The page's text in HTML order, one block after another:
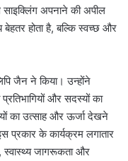
साइक्लिंग अपनाने की अपील
होता है, बल्कि स्वच्छ और
जैन ने किया। उन्होंने
और सदस्यों का
का उत्साह और ऊर्जा देखने
प्रकार के कार्यक्रम लगातार
जागरूकता और